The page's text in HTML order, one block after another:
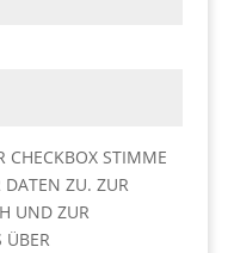
CHECKBOX STIMME
DATEN ZU. ZUR
UND ZUR
ÜBER